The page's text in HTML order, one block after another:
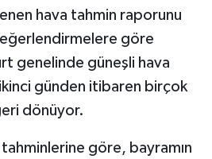
hava tahmin raporunu
göre
genelinde güneşli hava
günden itibaren birçok
dönüyor.
göre, bayramın